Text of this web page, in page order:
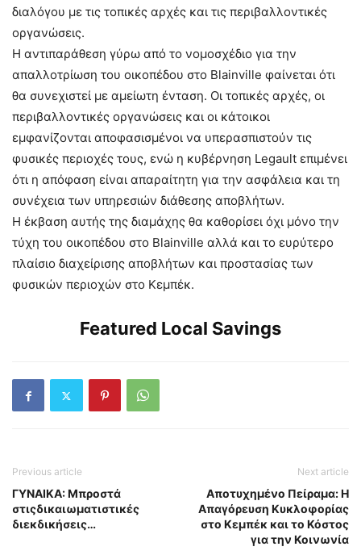
διαλόγου με τις τοπικές αρχές και τις περιβαλλοντικές
οργανώσεις.
Η αντιπαράθεση γύρω από το νομοσχέδιο για την
απαλλοτρίωση του οικοπέδου στο Blainville φαίνεται ότι
θα συνεχιστεί με αμείωτη ένταση. Οι τοπικές αρχές, οι
περιβαλλοντικές οργανώσεις και οι κάτοικοι
εμφανίζονται αποφασισμένοι να υπερασπιστούν τις
φυσικές περιοχές τους, ενώ η κυβέρνηση Legault επιμένει
ότι η απόφαση είναι απαραίτητη για την ασφάλεια και τη
συνέχεια των υπηρεσιών διάθεσης αποβλήτων.
Η έκβαση αυτής της διαμάχης θα καθορίσει όχι μόνο την
τύχη του οικοπέδου στο Blainville αλλά και το ευρύτερο
πλαίσιο διαχείρισης αποβλήτων και προστασίας των
φυσικών περιοχών στο Κεμπέκ.
Featured Local Savings
Previous article
ΓΥΝΑΙΚΑ: Μπροστά
στιςδικαιωματιστικές
διεκδικήσεις…
Next article
Αποτυχημένο Πείραμα: Η
Απαγόρευση Κυκλοφορίας
στο Κεμπέκ και το Κόστος
για την Κοινωνία